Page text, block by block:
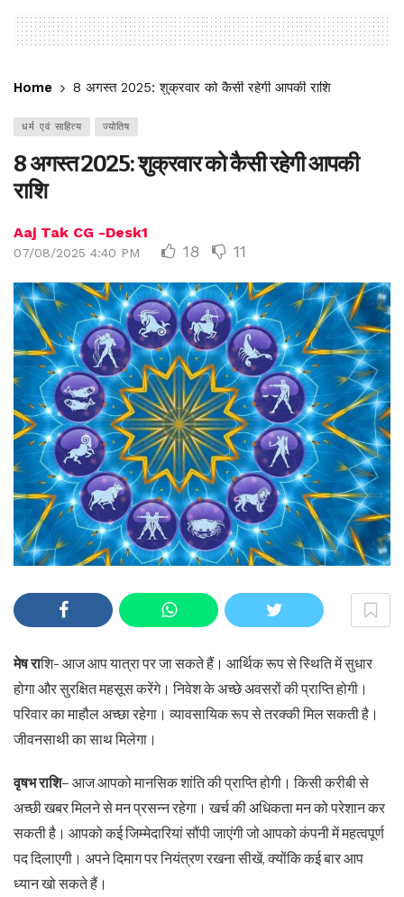
Home 8 अगस्त 2025: शुक्रवार को कैसी रहेगी आपकी राशि
धर्म एवं साहित्य ज्योतिष
8 अगस्त 2025: शुक्रवार को कैसी रहेगी आपकी
राशि
Aaj Tak CG -Desk1
07/08/2025 4:40 PM 18 11
मेष राशि- आज आप यात्रा पर जा सकते हैं। आर्थिक रूप से स्थिति में सुधार
होगा और सुरक्षित महसूस करेंगे। निवेश के अच्छे अवसरों की प्राप्ति होगी।
परिवार का माहौल अच्छा रहेगा। व्यावसायिक रूप से तरक्की मिल सकती है।
जीवनसाथी का साथ मिलेगा।
वृषभ राशि– आज आपको मानसिक शांति की प्राप्ति होगी। किसी करीबी से
अच्छी खबर मिलने से मन प्रसन्न रहेगा। खर्च की अधिकता मन को परेशान कर
सकती है। आपको कई जिम्मेदारियां सौंपी जाएंगी जो आपको कंपनी में महत्वपूर्ण
पद दिलाएगी। अपने दिमाग पर नियंत्रण रखना सीखें, क्योंकि कई बार आप
ध्यान खो सकते हैं।